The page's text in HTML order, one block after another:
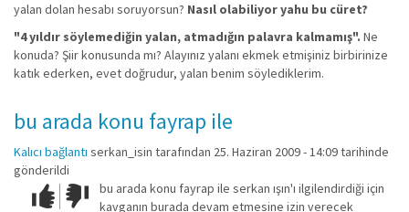
yalan dolan hesabı soruyorsun? Nasıl olabiliyor yahu bu cüret?
"4 yıldır söylemediğin yalan, atmadığın palavra kalmamış". Ne
konuda? Şiir konusunda mı? Alayınız yalanı ekmek etmişiniz birbirinize
katık ederken, evet doğrudur, yalan benim söylediklerim.
bu arada konu fayrap ile
Kalıcı bağlantı serkan_isin tarafından 25. Haziran 2009 - 14:09 tarihinde
gönderildi
Çok iyi!O
bu arada konu fayrap ile serkan ışın'ı ilgilendirdiği için
kavganın burada devam etmesine izin verecek